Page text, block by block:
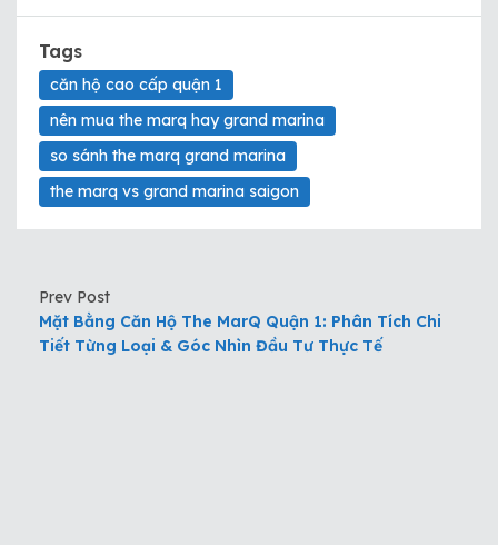
Tags
căn hộ cao cấp quận 1
nên mua the marq hay grand marina
so sánh the marq grand marina
the marq vs grand marina saigon
Prev Post
Mặt Bằng Căn Hộ The MarQ Quận 1: Phân Tích Chi
Tiết Từng Loại & Góc Nhìn Đầu Tư Thực Tế